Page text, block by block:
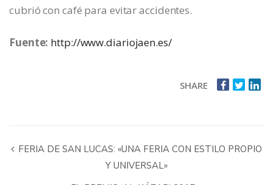
cubrió con café para evitar accidentes.
Fuente: http://www.diariojaen.es/
SHARE
FERIA DE SAN LUCAS: «UNA FERIA CON ESTILO PROPIO
Y UNIVERSAL»